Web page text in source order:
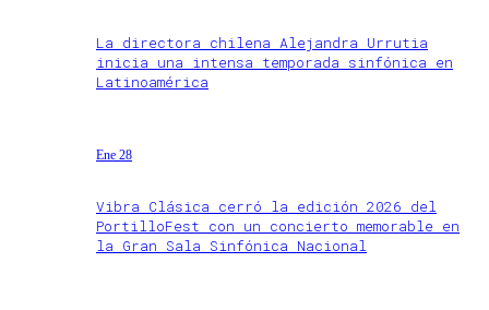
La directora chilena Alejandra Urrutia
inicia una intensa temporada sinfónica en
Latinoamérica
Ene 28
Vibra Clásica cerró la edición 2026 del
PortilloFest con un concierto memorable en
la Gran Sala Sinfónica Nacional